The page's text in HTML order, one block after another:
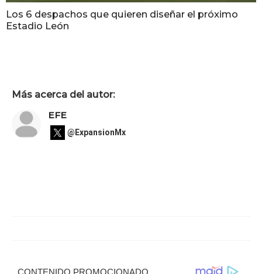
Los 6 despachos que quieren diseñar el próximo
Estadio León
Más acerca del autor:
EFE
@ExpansionMx